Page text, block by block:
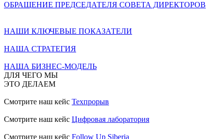
ОБРАЩЕНИЕ ПРЕДСЕДАТЕЛЯ СОВЕТА ДИРЕКТОРОВ
НАШИ КЛЮЧЕВЫЕ ПОКАЗАТЕЛИ
НАША СТРАТЕГИЯ
НАША БИЗНЕС-МОДЕЛЬ
ДЛЯ ЧЕГО МЫ
ЭТО ДЕЛАЕМ
Смотрите наш кейс Техпрорыв
Смотрите наш кейс Цифровая лаборатория
Смотрите наш кейс Follow Up Siberia